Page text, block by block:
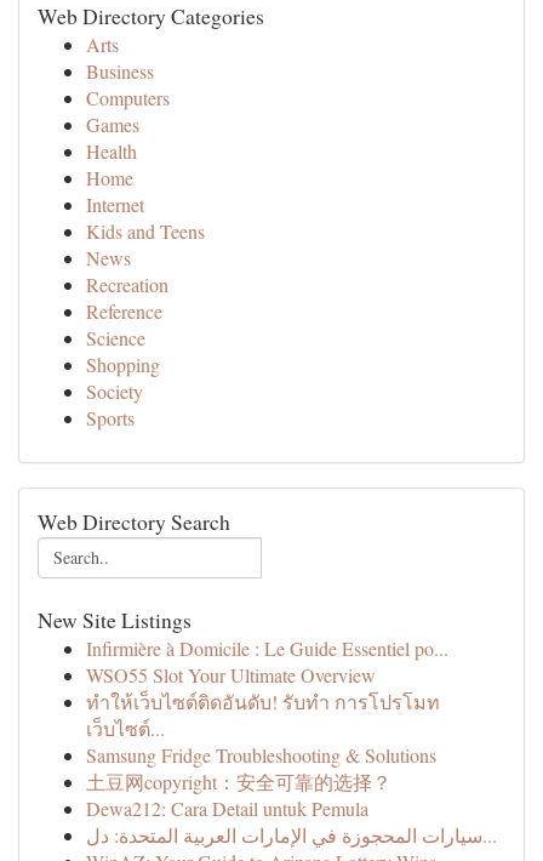
Web Directory Categories
Arts
Business
Computers
Games
Health
Home
Internet
Kids and Teens
News
Recreation
Reference
Science
Shopping
Society
Sports
Web Directory Search
New Site Listings
Infirmière à Domicile : Le Guide Essentiel po...
WSO55 Slot Your Ultimate Overview
ทำให้เว็บไซต์ติดอันดับ! รับทำ การโปรโมท
เว็บไซต์...
Samsung Fridge Troubleshooting & Solutions
土豆网copyright：安全可靠的选择？
Dewa212: Cara Detail untuk Pemula
سيارات المحجوزة في الإمارات العربية المتحدة: دل...